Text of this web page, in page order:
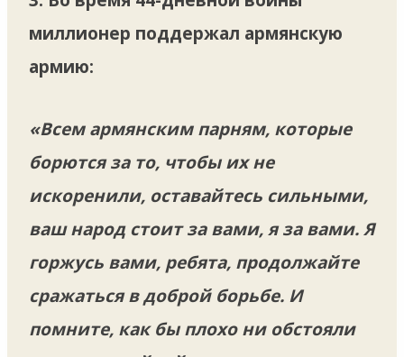
миллионер поддержал армянскую
армию:
«Всем армянским парням, которые
борются за то, чтобы их не
искоренили, оставайтесь сильными,
ваш народ стоит за вами, я за вами. Я
горжусь вами, ребята, продолжайте
сражаться в доброй борьбе. И
помните, как бы плохо ни обстояли